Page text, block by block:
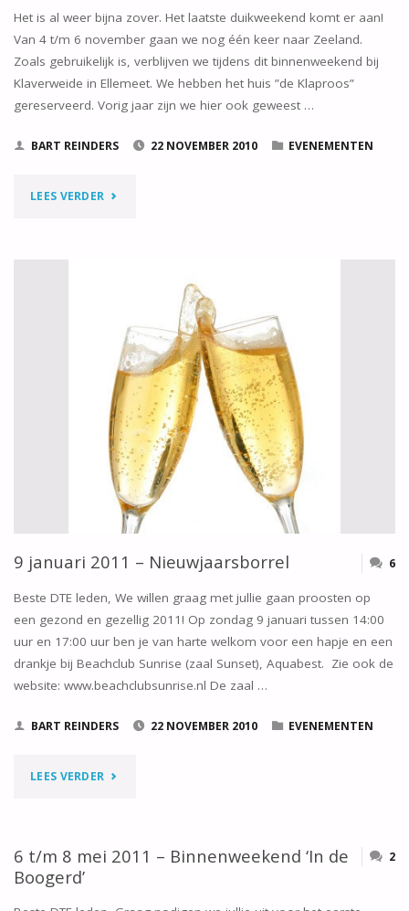
JULI
2011
ZOMERWEEKEND"
Het is al weer bijna zover. Het laatste duikweekend komt er aan!
Van 4 t/m 6 november gaan we nog één keer naar Zeeland.
Zoals gebruikelijk is, verblijven we tijdens dit binnenweekend bij
Klaverweide in Ellemeet. We hebben het huis ”de Klaproos”
gereserveerd. Vorig jaar zijn we hier ook geweest …
BART REINDERS 22 NOVEMBER 2010 EVENEMENTEN
LEES VERDER "4
2011
BINNENWEEKEND"
9 januari 2011 – Nieuwjaarsborrel 6
Beste DTE leden, We willen graag met jullie gaan proosten op
een gezond en gezellig 2011! Op zondag 9 januari tussen 14:00
uur en 17:00 uur ben je van harte welkom voor een hapje en een
drankje bij Beachclub Sunrise (zaal Sunset), Aquabest. Zie ook de
website: www.beachclubsunrise.nl De zaal …
BART REINDERS 22 NOVEMBER 2010 EVENEMENTEN
LEES VERDER "9
2011
6 t/m 8 mei 2011 – Binnenweekend ‘In de
Boogerd’
2